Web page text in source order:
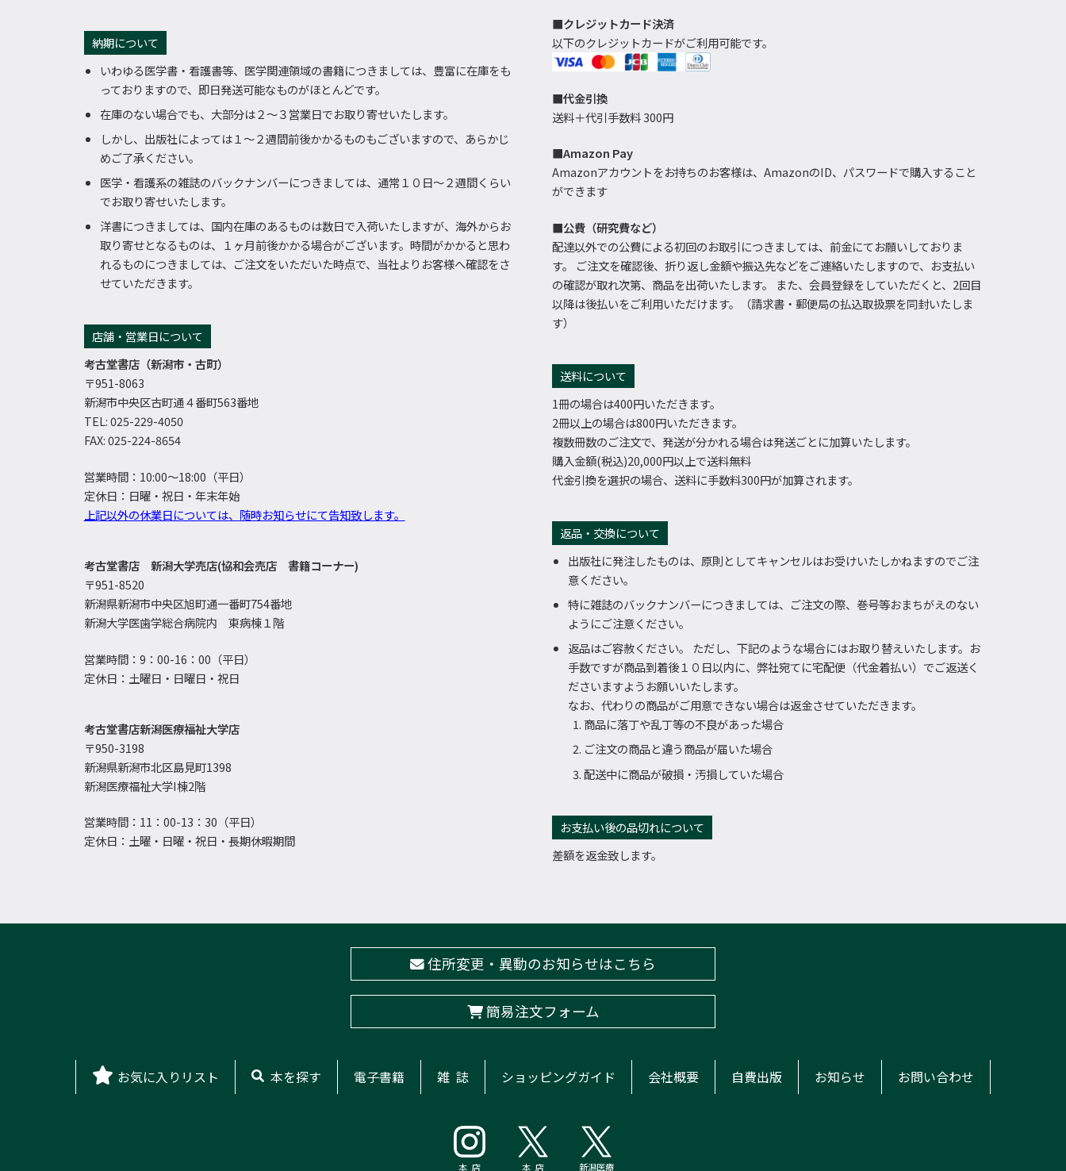
納期について
いわゆる医学書・看護書等、医学関連領域の書籍につきましては、豊富に在庫をも
っておりますので、即日発送可能なものがほとんどです。
在庫のない場合でも、大部分は２～３営業日でお取り寄せいたします。
しかし、出版社によっては１～２週間前後かかるものもございますので、あらかじ
めご了承ください。
医学・看護系の雑誌のバックナンバーにつきましては、通常１０日～２週間くらい
でお取り寄せいたします。
洋書につきましては、国内在庫のあるものは数日で入荷いたしますが、海外からお
取り寄せとなるものは、１ヶ月前後かかる場合がございます。時間がかかると思わ
れるものにつきましては、ご注文をいただいた時点で、当社よりお客様へ確認をさ
せていただきます。
店舗・営業日について
考古堂書店（新潟市・古町）
〒951-8063
新潟市中央区古町通４番町563番地
TEL: 025-229-4050
FAX: 025-224-8654
営業時間：10:00～18:00（平日）
定休日：日曜・祝日・年末年始
上記以外の休業日については、随時お知らせにて告知致します。
考古堂書店 新潟大学売店(協和会売店 書籍コーナー)
〒951-8520
新潟県新潟市中央区旭町通一番町754番地
新潟大学医歯学総合病院内 東病棟１階
営業時間：9：00-16：00（平日）
定休日：土曜日・日曜日・祝日
考古堂書店新潟医療福祉大学店
〒950-3198
新潟県新潟市北区島見町1398
新潟医療福祉大学I棟2階
営業時間：11：00-13：30（平日）
定休日：土曜・日曜・祝日・長期休暇期間
■クレジットカード決済
以下のクレジットカードがご利用可能です。
■代金引換
送料＋代引手数料 300円
■Amazon Pay
Amazonアカウントをお持ちのお客様は、AmazonのID、パスワードで購入すること
ができます
■公費（研究費など）
配達以外での公費による初回のお取引につきましては、前金にてお願いしておりま
す。 ご注文を確認後、折り返し金額や振込先などをご連絡いたしますので、お支払い
の確認が取れ次第、商品を出荷いたします。 また、会員登録をしていただくと、2回目
以降は後払いをご利用いただけます。（請求書・郵便局の払込取扱票を同封いたしま
す）
送料について
1冊の場合は400円いただきます。
2冊以上の場合は800円いただきます。
複数冊数のご注文で、発送が分かれる場合は発送ごとに加算いたします。
購入金額(税込)20,000円以上で送料無料
代金引換を選択の場合、送料に手数料300円が加算されます。
返品・交換について
出版社に発注したものは、原則としてキャンセルはお受けいたしかねますのでご注
意ください。
特に雑誌のバックナンバーにつきましては、ご注文の際、巻号等おまちがえのない
ようにご注意ください。
返品はご容赦ください。 ただし、下記のような場合にはお取り替えいたします。お
手数ですが商品到着後１０日以内に、弊社宛てに宅配便（代金着払い）でご返送く
ださいますようお願いいたします。
なお、代わりの商品がご用意できない場合は返金させていただきます。
商品に落丁や乱丁等の不良があった場合
ご注文の商品と違う商品が届いた場合
配送中に商品が破損・汚損していた場合
お支払い後の品切れについて
差額を返金致します。
住所変更・異動のお知らせはこちら
簡易注文フォーム
お気に入りリスト 本を探す 電子書籍 雑 誌 ショッピングガイド 会社概要 自費出版 お知らせ お問い合わせ
本 店 本 店 新潟医療